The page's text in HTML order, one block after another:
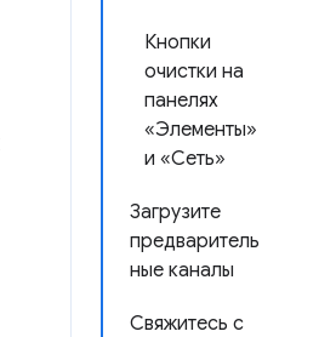
Кнопки
очистки на
панелях
«Элементы»
и «Сеть»
Загрузите
предваритель
ные каналы
Свяжитесь с